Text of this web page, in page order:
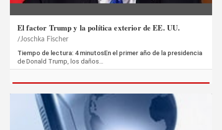
El factor Trump y la política exterior de EE. UU.
Joschka Fischer
Tiempo de lectura: 4 minutosEn el primer año de la presidencia
de Donald Trump, los daños…